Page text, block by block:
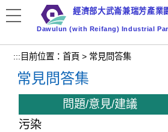
要
容
區
經濟部大武崙兼瑞芳產業
Dawulun (with Reifang) Industrial
::: 目前位置：首頁 > 常見問答集
常見問答集
問題/意見/建議
污染